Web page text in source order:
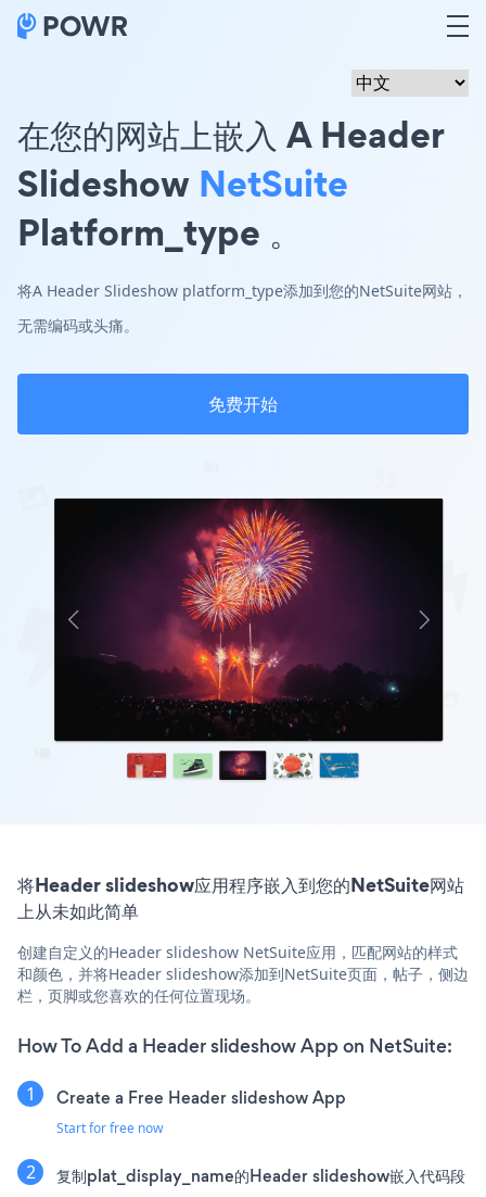
在您的网站上嵌入 A Header
Slideshow NetSuite
Platform_type 。
将A Header Slideshow platform_type添加到您的NetSuite网站，
无需编码或头痛。
免费开始
将Header slideshow应用程序嵌入到您的NetSuite网站
上从未如此简单
创建自定义的Header slideshow NetSuite应用，匹配网站的样式
和颜色，并将Header slideshow添加到NetSuite页面，帖子，侧边
栏，页脚或您喜欢的任何位置现场。
How To Add a Header slideshow App on NetSuite:
Create a Free Header slideshow App
Start for free now
复制plat_display_name的Header slideshow嵌入代码段